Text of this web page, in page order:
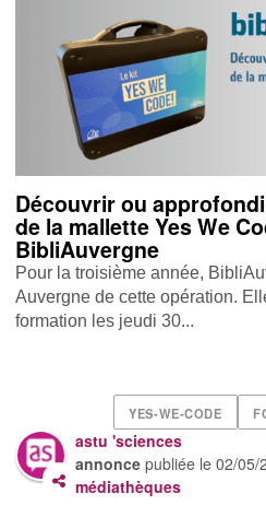
Découvrir ou
de la mallette Yes We
BibliAuvergne
Pour la troisième année,
Auvergne de cette opération.
formation les jeudi 30...
YES-WE-CODE
astu 'sciences
annonce publiée le02/05/
médiathèques